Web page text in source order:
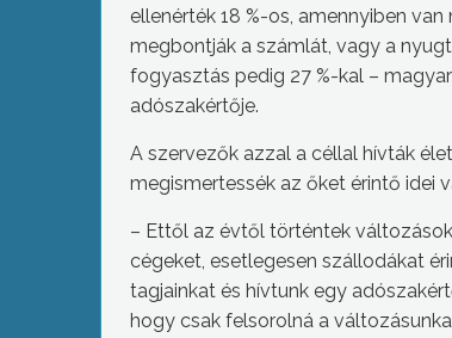
ellenérték 18 %-os, amennyiben
megbontják a számlát, vagy a
fogyasztás pedig 27 %-kal –
adószakértője.
A szervezők azzal a céllal hívták
megismertessék az őket érintő idei
– Ettől az évtől történtek
cégeket, esetlegesen szállodákat
tagjainkat és hívtunk egy
hogy csak felsorolná a